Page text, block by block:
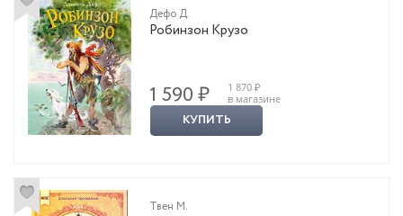
Дефо Д.
Робинзон Крузо
1 590 ₽
1 870 ₽
в магазине
КУПИТЬ
Твен М.